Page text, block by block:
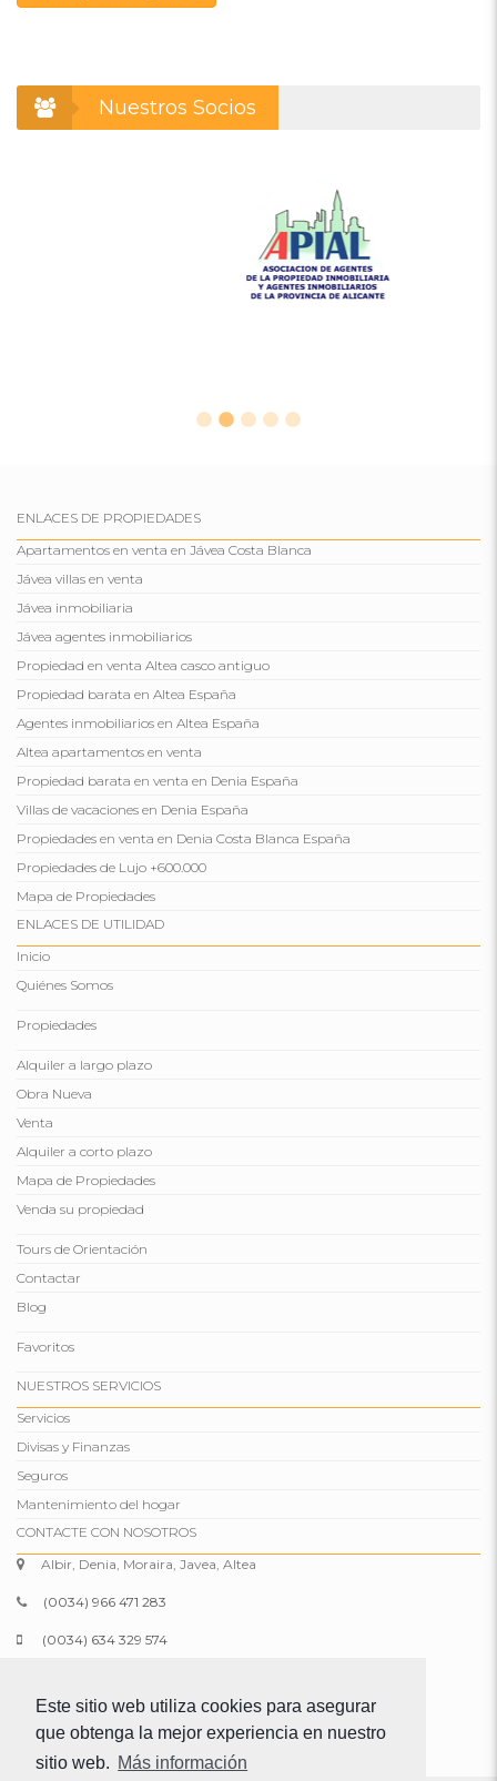
Este sitio web utiliza cookies para asegurar
que obtenga la mejor experiencia en nuestro
sitio web. Más información
Nuestros Socios
ENLACES DE PROPIEDADES
Apartamentos en venta en Jávea Costa Blanca
Jávea villas en venta
Jávea inmobiliaria
Jávea agentes inmobiliarios
Propiedad en venta Altea casco antiguo
Propiedad barata en Altea España
Agentes inmobiliarios en Altea España
Altea apartamentos en venta
Propiedad barata en venta en Denia España
Villas de vacaciones en Denia España
Propiedades en venta en Denia Costa Blanca España
Propiedades de Lujo +600.000
Mapa de Propiedades
ENLACES DE UTILIDAD
Inicio
Quiénes Somos
Propiedades
Alquiler a largo plazo
Obra Nueva
Venta
Alquiler a corto plazo
Mapa de Propiedades
Venda su propiedad
Tours de Orientación
Contactar
Blog
Favoritos
NUESTROS SERVICIOS
Servicios
Divisas y Finanzas
Seguros
Mantenimiento del hogar
CONTACTE CON NOSOTROS
Albir, Denia, Moraira, Javea, Altea
(0034) 966 471 283
(0034) 634 329 574
www.comparepropertiesspain.com